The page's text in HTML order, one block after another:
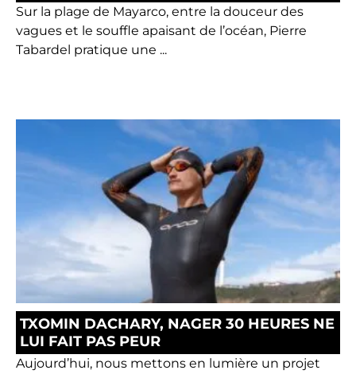
Sur la plage de Mayarco, entre la douceur des
vagues et le souffle apaisant de l’océan, Pierre
Tabardel pratique une ...
TXOMIN DACHARY, NAGER 30 HEURES NE
LUI FAIT PAS PEUR
Aujourd’hui, nous mettons en lumière un projet